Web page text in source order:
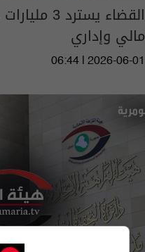
القضاء
مالي وإداري
06:44 | 2026-06-01